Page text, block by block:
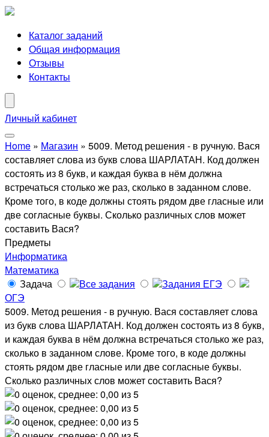
Каталог заданий
Общая информация
Отзывы
Контакты
Личный кабинет
Home » Магазин » 5009. Метод решения - в ручную. Вася
составляет слова из букв слова ШАРЛАТАН. Код должен
состоять из 8 букв, и каждая буква в нём должна
встречаться столько же раз, сколько в заданном слове.
Кроме того, в коде должны стоять рядом две гласные или
две согласные буквы. Сколько различных слов может
составить Вася?
Предметы
Информатика
Математика
Задача
Все задания
Задания ЕГЭ
ОГЭ
5009. Метод решения - в ручную. Вася составляет слова
из букв слова ШАРЛАТАН. Код должен состоять из 8 букв,
и каждая буква в нём должна встречаться столько же раз,
сколько в заданном слове. Кроме того, в коде должны
стоять рядом две гласные или две согласные буквы.
Сколько различных слов может составить Вася?